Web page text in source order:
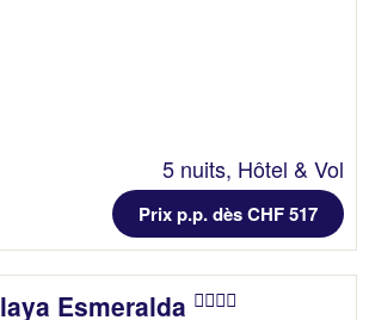
5 nuits, Hôtel & Vol
Prix p.p. dès CHF 517
Esmeralda